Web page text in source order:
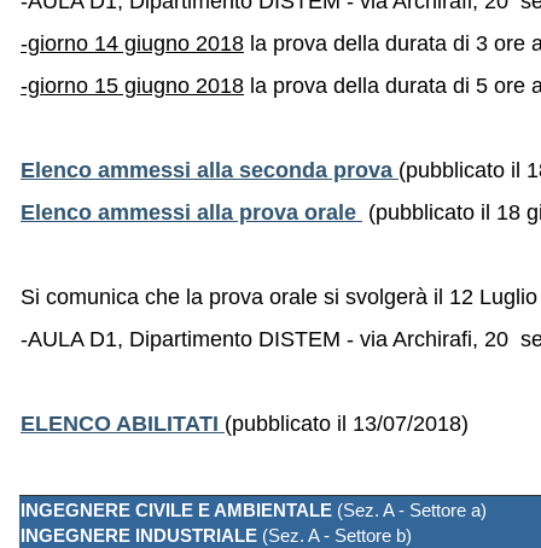
-giorno 14 giugno 2018 la prova della durata di 3 ore
-giorno 15 giugno 2018 la prova della durata di 5 ore
Elenco ammessi alla seconda prova (pubblicato il
Elenco ammessi alla prova orale (pubblicato il 18
Si comunica che la prova orale si svolgerà il 12
-AULA D1, Dipartimento DISTEM - via Archirafi, 20
ELENCO ABILITATI (pubblicato il 13/07/2018)
INGEGNERE CIVILE E AMBIENTALE (Sez. A - Settore a)
INGEGNERE INDUSTRIALE (Sez. A - Settore b)